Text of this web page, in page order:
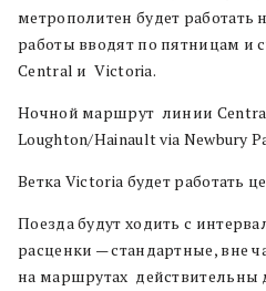
метрополитен будет
работы вводят по пятницам и
Central и Victoria.
Ночной маршрут линии
Loughton/Hainault via Newbury
Ветка Victoria будет работать
Поезда будут ходить с
расценки — стандартные, вне
на маршрутах действительны